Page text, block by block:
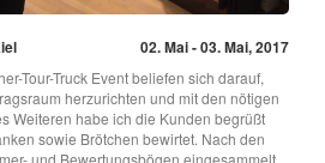
02. Mai - 03. Mai, 2017
Tour-Truck Event beliefen sich darauf,
herzurichten und mit den nötigen
Weiteren habe ich die Kunden begrüßt
sowie Brötchen bewirtet. Nach den